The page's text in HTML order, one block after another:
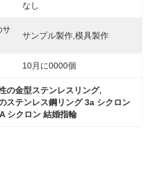
なし
サ
サンプル製作,模具製作
10月に0000個
の金型ステンレスリング,
ステンレス鋼リング 3a シクロン
シクロン 結婚指輪